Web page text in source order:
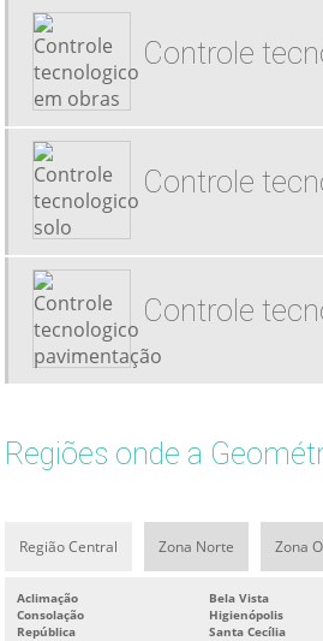
Controle
Controle
Controle
Regiões onde a
Região Central Zona Norte Zona
Aclimação Bela Vista
Consolação
Higienópolis
República
Santa Cecília